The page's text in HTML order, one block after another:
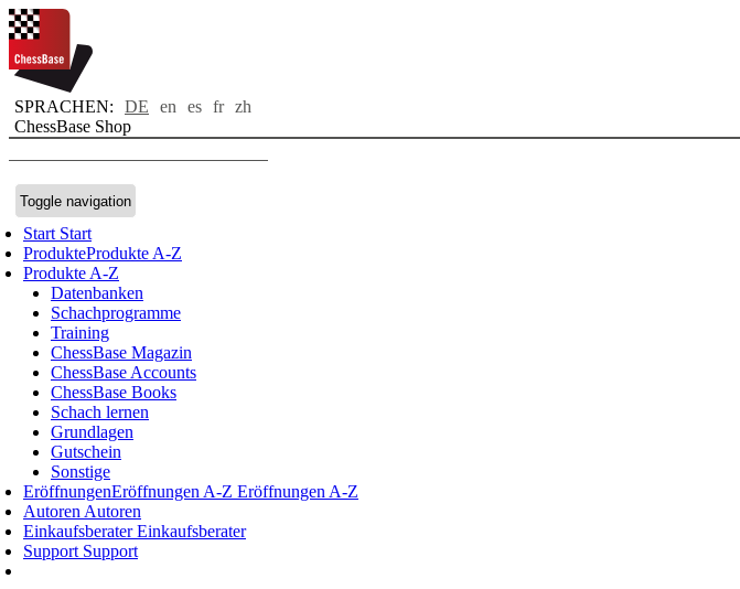
SPRACHEN: DE en es fr zh
ChessBase Shop
Toggle navigation
Start Start
ProdukteProdukte A-Z
Produkte A-Z
Datenbanken
Schachprogramme
Training
ChessBase Magazin
ChessBase Accounts
ChessBase Books
Schach lernen
Grundlagen
Gutschein
Sonstige
EröffnungenEröffnungen A-Z Eröffnungen A-Z
Autoren Autoren
EinkaufsberaterEinkaufsberater
Support Support